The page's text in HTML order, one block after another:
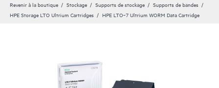
Revenir à la boutique Stockage Supports de stockage
Supports de bandes
HPE Storage LTO Ultrium Cartridges
HPE LTO‑7 Ultrium WORM Data Cartridge